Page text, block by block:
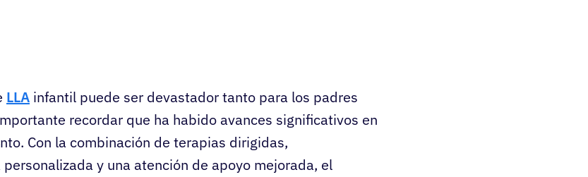
LLA infantil puede ser devastador tanto para los padres
recordar que ha habido avances significativos en
Con la combinación de terapias dirigidas,
y una atención de apoyo mejorada, el